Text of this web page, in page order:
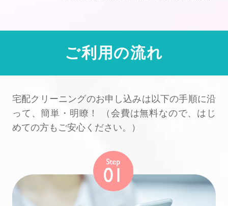
ご利用の流れ
宅配クリーニングのお申し込みは以下の手順に沿
って、簡単・明瞭！
（会費は無料なので、はじ
めての方もご安心ください。）